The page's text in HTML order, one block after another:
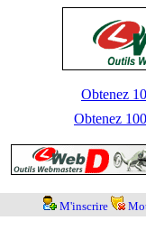
Obtenez
Obtenez
M'inscrire